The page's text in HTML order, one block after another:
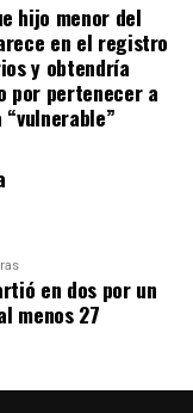
hijo menor del
en el registro
y obtendría
por pertenecer a
en dos por un
menos 27